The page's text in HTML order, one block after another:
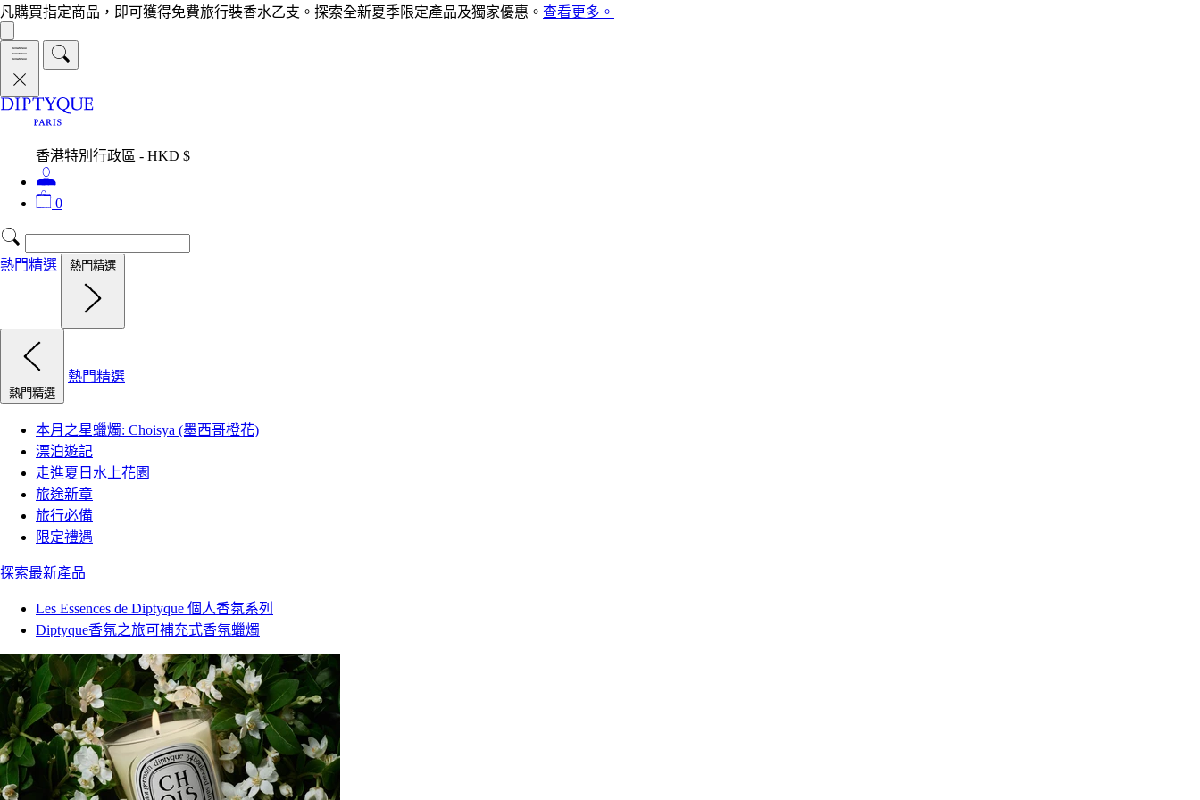
凡購買指定商品，即可獲得免費旅行裝香水乙支。探索全新夏季限定產品及獨家優惠。 查看更多。
香港特別行政區 - HKD $
0
熱門精選 熱門精選
熱門精選
熱門精選
本月之星蠟燭: Choisya (墨西哥橙花)
漂泊遊記
走進夏日水上花園
旅途新章
旅行必備
限定禮遇
探索最新產品
Les Essences de Diptyque 個人香氛系列
Diptyque香氛之旅可補充式香氛蠟燭